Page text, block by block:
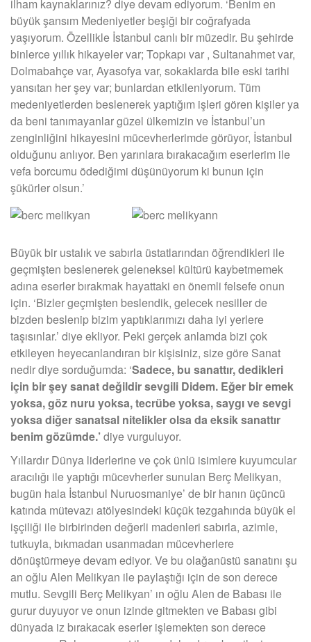
ilham kaynaklarınız? diye devam ediyorum. ‘Benim en
büyük şansım Medeniyetler beşiği bir coğrafyada
yaşıyorum. Özellikle İstanbul canlı bir müzedir. Bu şehirde
binlerce yıllık hikayeler var; Topkapı var , Sultanahmet var,
Dolmabahçe var, Ayasofya var, sokaklarda bile eski tarihi
yansıtan her şey var; bunlardan etkileniyorum. Tüm
medeniyetlerden beslenerek yaptığım işleri gören kişiler ya
da beni tanımayanlar güzel ülkemizin ve İstanbul’un
zenginliğini hikayesini mücevherlerimde görüyor, İstanbul
olduğunu anlıyor. Ben yarınlara bırakacağım eserlerim ile
vefa borcumu ödediğimi düşünüyorum ki bunun için
şükürler olsun.’
Büyük bir ustalık ve sabırla üstatlarından öğrendikleri ile
geçmişten beslenerek geleneksel kültürü kaybetmemek
adına eserler bırakmak hayattaki en önemli felsefe onun
için. ‘Bizler geçmişten beslendik, gelecek nesiller de
bizden beslenip bizim yaptıklarımızı daha iyi yerlere
taşısınlar.’ diye ekliyor. Peki gerçek anlamda bizi çok
etkileyen heyecanlandıran bir kişisiniz, size göre Sanat
nedir diye sorduğumda: ‘Sadece, bu sanattır, dedikleri
için bir şey sanat değildir sevgili Didem. Eğer bir emek
yoksa, göz nuru yoksa, tecrübe yoksa, saygı ve sevgi
yoksa diğer sanatsal nitelikler olsa da eksik sanattır
benim gözümde.’diye vurguluyor.
Yıllardır Dünya liderlerine ve çok ünlü isimlere kuyumcular
aracılığı ile yaptığı mücevherler sunulan Berç Melikyan,
bugün hala İstanbul Nuruosmaniye’ de bir hanın üçüncü
katında mütevazı atölyesindeki küçük tezgahında büyük el
işçiliği ile birbirinden değerli madenleri sabırla, azimle,
tutkuyla, bıkmadan usanmadan mücevherlere
dönüştürmeye devam ediyor. Ve bu olağanüstü sanatını şu
an oğlu Alen Melikyan ile paylaştığı için de son derece
mutlu. Sevgili Berç Melikyan’ ın oğlu Alen de Babası ile
gurur duyuyor ve onun izinde gitmekten ve Babası gibi
dünyada iz bırakacak eserler işlemekten son derece